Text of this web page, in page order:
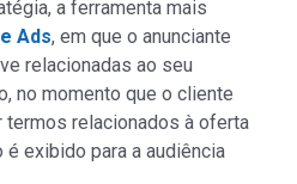
a ferramenta mais
Ads, em que o anunciante
relacionadas ao seu
no momento que o cliente
termos relacionados à oferta
é exibido para a audiência